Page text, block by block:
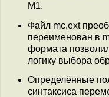
M1.
Файл mc.ext
переименован в
формата
логику выбора
Определённые
синтаксиса